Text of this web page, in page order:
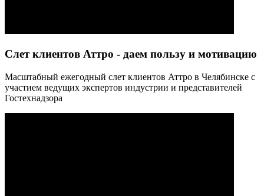
Слет клиентов Аттро - даем пользу и мотивацию
Масштабный ежегодный слет клиентов Аттро в Челябинске с
участием ведущих экспертов индустрии и представителей
Гостехнадзора